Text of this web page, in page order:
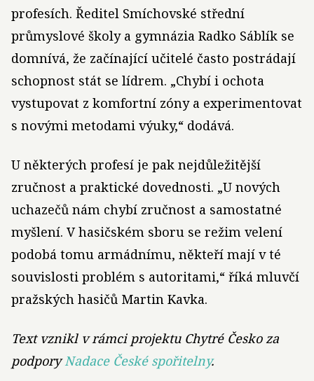
profesích. Ředitel Smíchovské střední
průmyslové školy a gymnázia Radko Sáblík se
domnívá, že začínající učitelé často postrádají
schopnost stát se lídrem. „Chybí i ochota
vystupovat z komfortní zóny a experimentovat
s novými metodami výuky,“ dodává.
U některých profesí je pak nejdůležitější
zručnost a praktické dovednosti. „U nových
uchazečů nám chybí zručnost a samostatné
myšlení. V hasičském sboru se režim velení
podobá tomu armádnímu, někteří mají v té
souvislosti problém s autoritami,“ říká mluvčí
pražských hasičů Martin Kavka.
Text vznikl v rámci projektu Chytré Česko za
podporyNadace České spořitelny.